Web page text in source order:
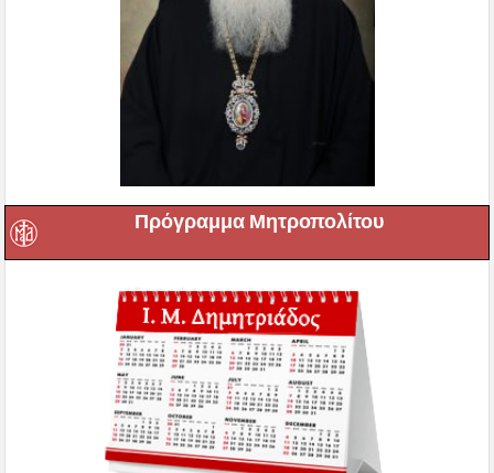
Πρόγραμμα Μητροπολίτου